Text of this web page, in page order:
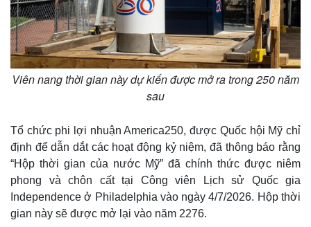
Viên nang thời gian này dự kiến được mở ra trong 250 năm
sau
Tổ chức phi lợi nhuận America250, được Quốc hội Mỹ chỉ
định để dẫn dắt các hoạt động kỷ niệm, đã thông báo rằng
“Hộp thời gian của nước Mỹ” đã chính thức được niêm
phong và chôn cất tại Công viên Lịch sử Quốc gia
Independence ở Philadelphia vào ngày 4/7/2026. Hộp thời
gian này sẽ được mở lại vào năm 2276.